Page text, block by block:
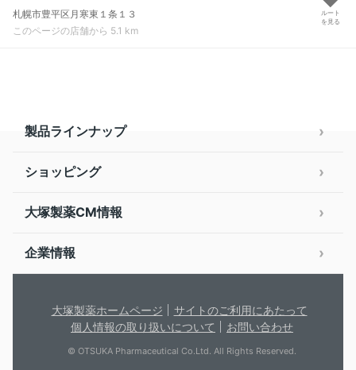
札幌市豊平区月寒東１条１３
このページの店舗から 5.1 km
ルート
を見る
製品ラインナップ
ショッピング
大塚製薬CM情報
企業情報
大塚製薬ホームページ
サイトのご利用にあたって
個人情報の取り扱いについて
お問い合わせ
© OTSUKA Pharmaceutical Co.Ltd. All Rights Reserved.